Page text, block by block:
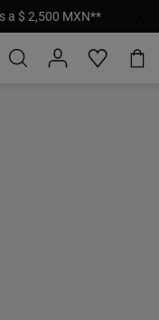
a $ 2,500 MXN**